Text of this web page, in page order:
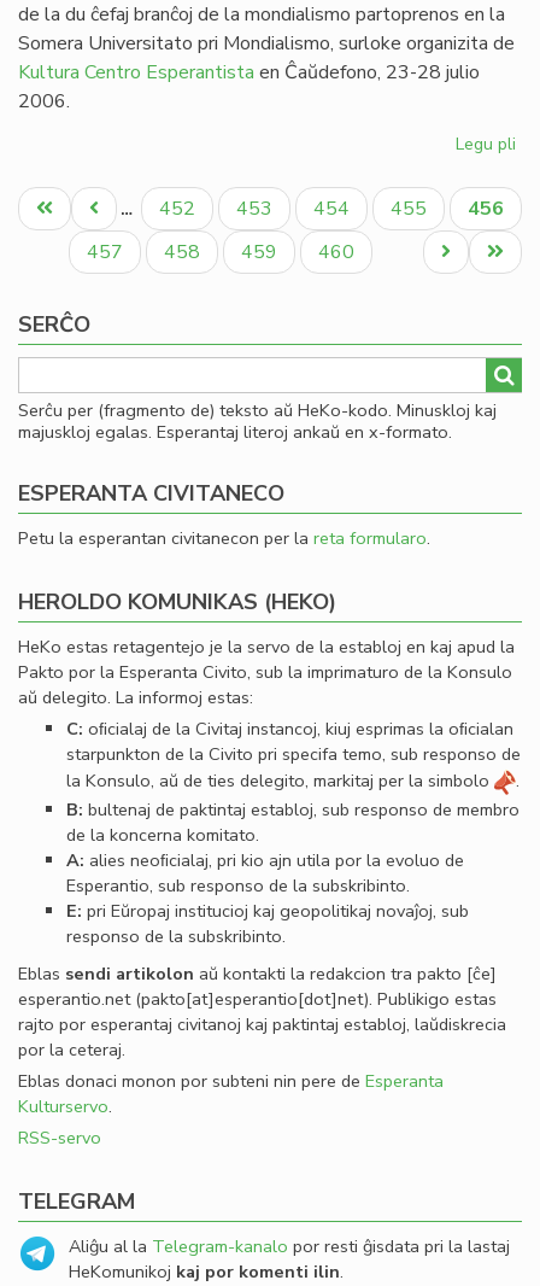
de la du ĉefaj branĉoj de la mondialismo partoprenos en la
Somera Universitato pri Mondialismo, surloke organizita de
Kultura Centro Esperantista en Ĉaŭdefono, 23-28 julio
2006.
Legu pli
pri
Pagination
Unua
paĝo
Antaŭa
paĝo
… Paĝo
452 Paĝo
453 Paĝo
454 Paĝo
455
Aktuala
paĝo
456
Paĝo
457 Paĝo
458 Paĝo
459 Paĝo
460
Last
page
Next
page
SERĈO
Serĉu per (fragmento de) teksto aŭ HeKo-kodo. Minuskloj kaj
majuskloj egalas. Esperantaj literoj ankaŭ en x-formato.
ESPERANTA CIVITANECO
Petu la esperantan civitanecon per la reta formularo.
HEROLDO KOMUNIKAS (HEKO)
HeKo estas retagentejo je la servo de la establoj en kaj apud la
Pakto por la Esperanta Civito, sub la imprimaturo de la Konsulo
aŭ delegito. La informoj estas:
C: oﬁcialaj de la Civitaj instancoj, kiuj esprimas la oﬁcialan
starpunkton de la Civito pri specifa temo, sub responso de
la Konsulo, aŭ de ties delegito, markitaj per la simbolo
.
B: bultenaj de paktintaj establoj, sub responso de membro
de la koncerna komitato.
A: alies neoﬁcialaj, pri kio ajn utila por la evoluo de
Esperantio, sub responso de la subskribinto.
E: pri Eŭropaj institucioj kaj geopolitikaj novaĵoj, sub
responso de la subskribinto.
Eblas sendi artikolon aŭ kontakti la redakcion tra pakto [ĉe]
esperantio.net(pakto[at]esperantio[dot]net). Publikigo estas
rajto por esperantaj civitanoj kaj paktintaj establoj, laŭdiskrecia
por la ceteraj.
Eblas donaci monon por subteni nin pere de Esperanta
Kulturservo.
RSS-servo
TELEGRAM
Aliĝu al la Telegram-kanalo por resti ĝisdata pri la lastaj
HeKomunikoj kaj por komenti ilin.